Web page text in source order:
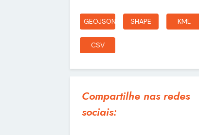
GEOJSON SHAPE KML
CSV
Compartilhe nas redes
sociais: